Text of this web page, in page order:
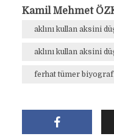
Kamil Mehmet
aklını kullan aksini
aklını kullan aksini
ferhat tümer